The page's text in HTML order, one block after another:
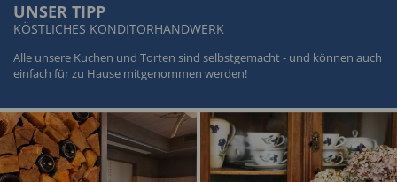
UNSER TIPP
KÖSTLICHES KONDITORHANDWERK
Alle unsere Kuchen und Torten sind selbstgemacht - und können auch
einfach für zu Hause mitgenommen werden!